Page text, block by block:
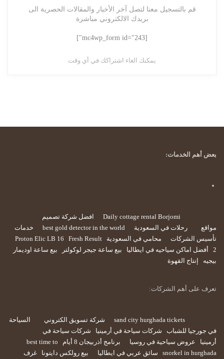
قم بالتسجيل معنا لتصل آخر الأخبار والمقالات الحصرية الى
بريدك الالكتروني مباشرة
[mc4wp_form id="243"]
يمكنك الغاء اشتراكك في أي وقت
بعض أهم الخدمات:
Daily cottage rental Borjomi
افضل شركة تصميم
مواقع
رحلات في السعودية best gold detector in the world
خدمات
تأسيس الشركات
محامي في السعودية Proton Elic LB 16
Fresh Result
2
أفضل اماكن سياحيه في ايطاليا بيع ساعة جيجر لوكولتر
بيع ساعة اوديمار
بيجيه
إنتاج القهوة
تعرف على أهم الشركات:
sand city hurghada tickets شركة تسويق الكتروني
السياحة
في جورجيا للشباب
شركات سياحة في أرمينيا
شركات سياحة في
أرمينيا
عروض سياحية في روسيا برنامج أذربيجان 8 أيام
best time to
snorkel in hurghada
سائق عربي في ايطاليا بيع رولكس دايتونا
غرف